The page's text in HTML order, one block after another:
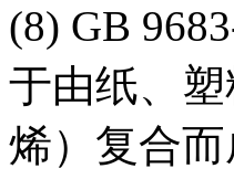
(8) GB
于由纸、
烯）复合